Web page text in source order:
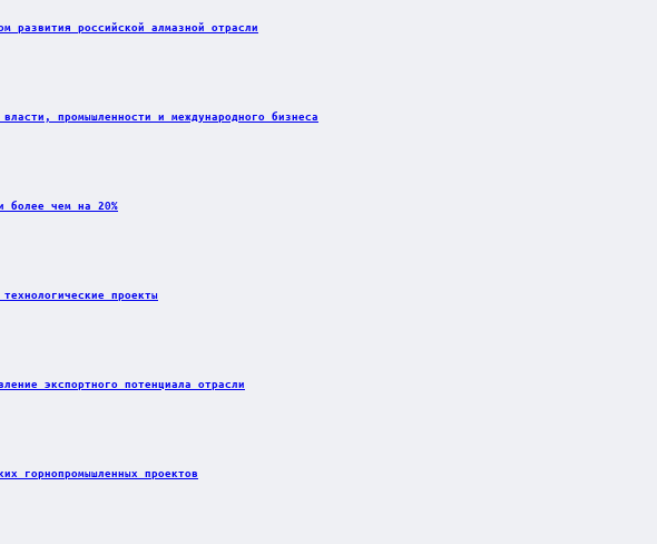
развития российской алмазной отрасли
промышленности и международного бизнеса
более чем на 20%
проекты
экспортного потенциала отрасли
горнопромышленных проектов